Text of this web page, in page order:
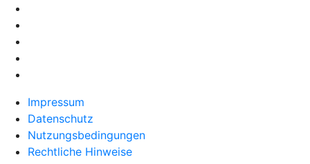
Impressum
Datenschutz
Nutzungsbedingungen
Rechtliche Hinweise